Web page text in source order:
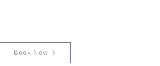
Book Now